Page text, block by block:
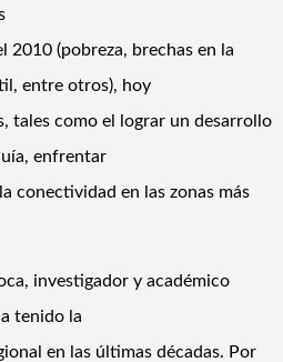
2010 (pobreza, brechas en la
entre otros), hoy
tales como el lograr un desarrollo
enfrentar
conectividad en las zonas más
investigador y académico
tenido la
en las últimas décadas. Por